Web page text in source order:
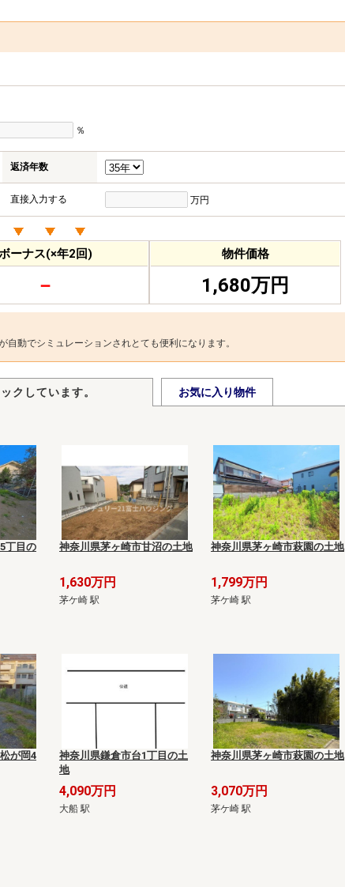
％
返済年数
直接入力する 万円
ーナス(×年2回)
－
物件価格
1,680万円
動でシミュレーションされとても便利になります。
クしています。 お気に入り物件
丁目の
神奈川県茅ヶ崎市甘沼の土地
1,630万円
茅ケ崎 駅
神奈川県茅ヶ崎市萩園の土地
1,799万円
茅ケ崎 駅
が岡4
神奈川県鎌倉市台1丁目の土
地
4,090万円
大船 駅
神奈川県茅ヶ崎市萩園の土地
3,070万円
茅ケ崎 駅